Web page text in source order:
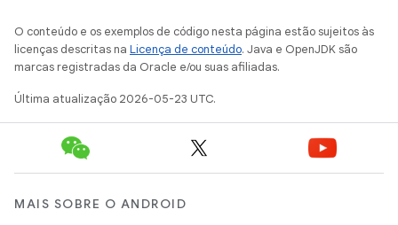
O conteúdo e os exemplos de código nesta página estão sujeitos às
licenças descritas na Licença de conteúdo. Java e OpenJDK são
marcas registradas da Oracle e/ou suas afiliadas.
Última atualização 2026-05-23 UTC.
MAIS SOBRE O ANDROID